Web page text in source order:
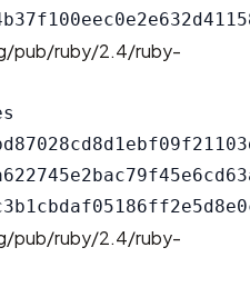
pub/ruby/2.4/ruby-
pub/ruby/2.4/ruby-